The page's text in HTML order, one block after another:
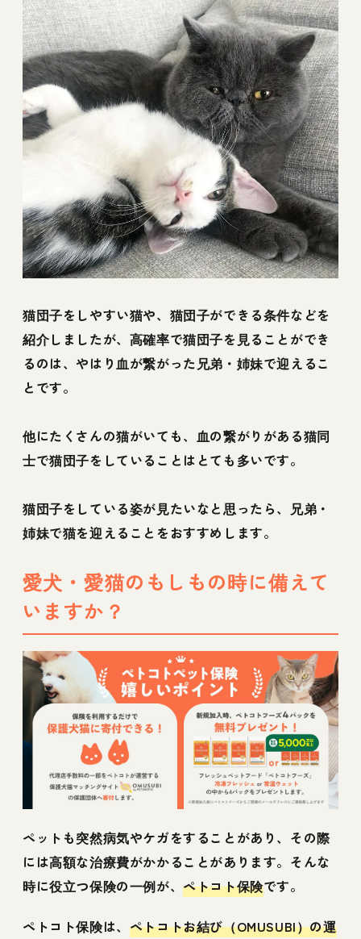
猫団子をしやすい猫や、猫団子ができる条件などを
紹介しましたが、高確率で猫団子を見ることができ
るのは、やはり血が繋がった兄弟・姉妹で迎えるこ
とです。
他にたくさんの猫がいても、血の繋がりがある猫同
士で猫団子をしていることはとても多いです。
猫団子をしている姿が見たいなと思ったら、兄弟・
姉妹で猫を迎えることをおすすめします。
愛犬・愛猫のもしもの時に備えて
いますか？
ペットも突然病気やケガをすることがあり、その際
には高額な治療費がかかることがあります。そんな
時に役立つ保険の一例が、ペトコト保険です。
ペトコト保険は、 ペトコトお結び（OMUSUBI）の運